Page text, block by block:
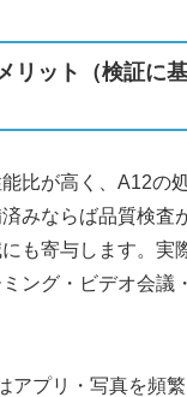
リット（検証に
比が高く、A12の
みならば品質検査
も寄与します。実
ング・ビデオ会議
アプリ・写真を頻